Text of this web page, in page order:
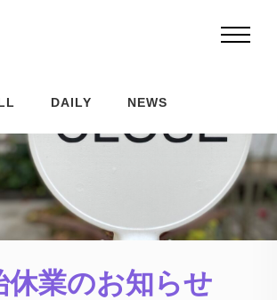
DAILY NEWS
休業のお知らせ